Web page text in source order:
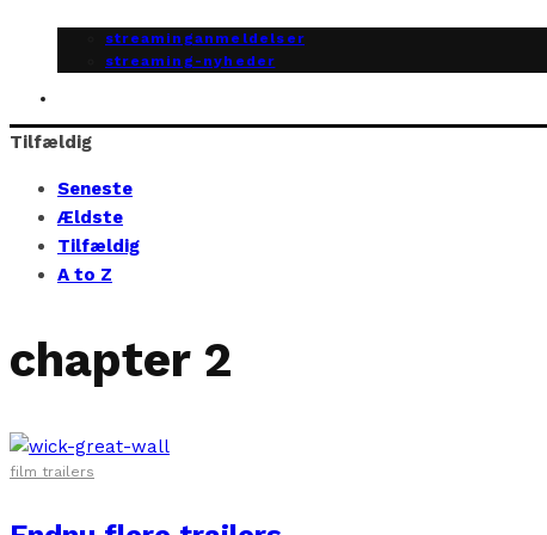
streaminganmeldelser
streaming-nyheder
Tilfældig
Seneste
Ældste
Tilfældig
A to Z
chapter 2
film trailers